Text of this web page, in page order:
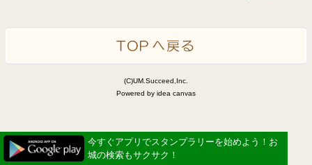
(C)UM.Succeed,Inc.
Powered by idea canvas
今すぐアプリでスタンプラリーを始めよう！お
城の検索もサクサク！